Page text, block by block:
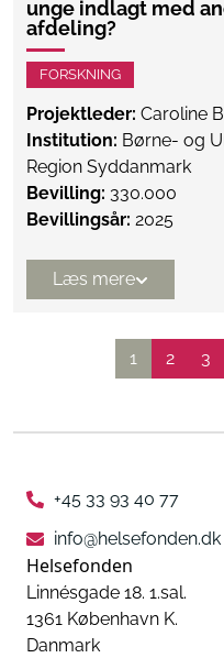
unge indlagt med
afdeling?
FORSKNING
Projektleder: Caroline
Institution: Børne- og
Region Syddanmark
Bevilling: 330.000
Bevillingsår: 2025
Læs mere
1 2 3
+45 33 93 40 77
info@helsefonden.dk
Helsefonden
Linnésgade 18. 1.sal.
1361 København K.
Danmark